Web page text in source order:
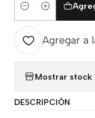
Cantidad
Agregar a
Mostrar stock
DESCRIPCIÓN